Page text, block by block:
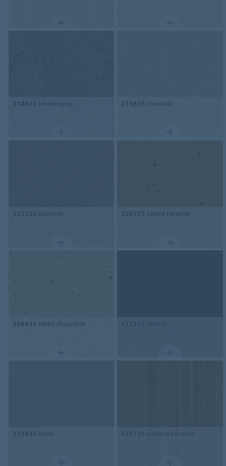
314635 serene grey 313635 concrete
325235 sparrow 359235 salted caramel
358435 white chocolate 372335 nebula
372435 orbit 521735 withered prairie